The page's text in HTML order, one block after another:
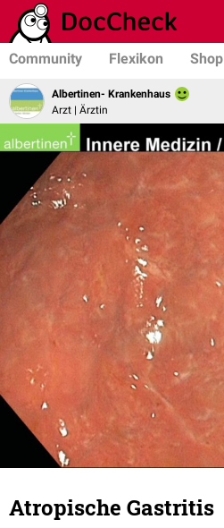
Community Flexikon Shop
Albertinen- Krankenhaus
Arzt | Ärztin
Atropische Gastritis